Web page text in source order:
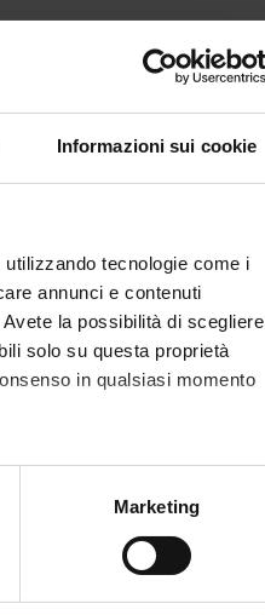
Informazioni sui cookie
tecnologie come i
annunci e contenuti
la possibilità di scegliere
solo su questa proprietà
in qualsiasi momento
metro,Marketing